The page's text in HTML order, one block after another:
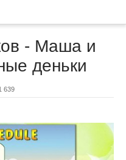
- Маша и
деньки
639